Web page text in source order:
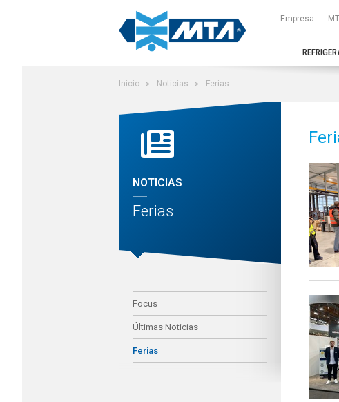
Empresa
Inicio Noticias Ferias
NOTICIAS
Ferias
Focus
Últimas Noticias
Ferias